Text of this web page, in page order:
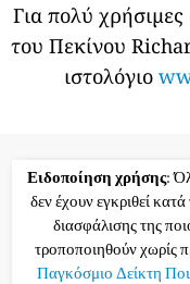
Για πολύ
του Πεκίνου
ιστολόγιο
Ειδοποίηση χρήσης:
δεν έχουν εγκριθεί
διασφάλισης της
τροποποιηθούν χωρίς
Παγκόσμιο Δείκτη